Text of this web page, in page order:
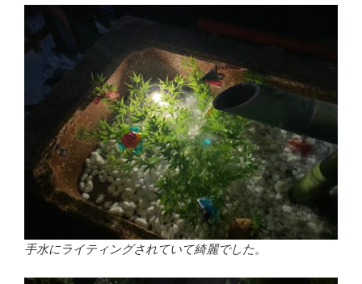
手水にライティングされていて綺麗でした。